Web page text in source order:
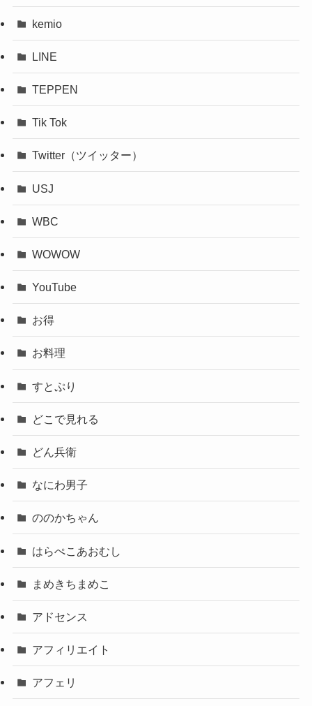
kemio
LINE
TEPPEN
Tik Tok
Twitter（ツイッター）
USJ
WBC
WOWOW
YouTube
お得
お料理
すとぷり
どこで見れる
どん兵衛
なにわ男子
ののかちゃん
はらぺこあおむし
まめきちまめこ
アドセンス
アフィリエイト
アフェリ